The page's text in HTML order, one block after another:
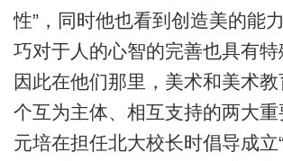
性”，同时他也看到创造美的能
巧对于人的心智的完善也具有特
因此在他们那里，美术和美术
个互为主体、相互支持的两大
元培在担任北大校长时倡导成立